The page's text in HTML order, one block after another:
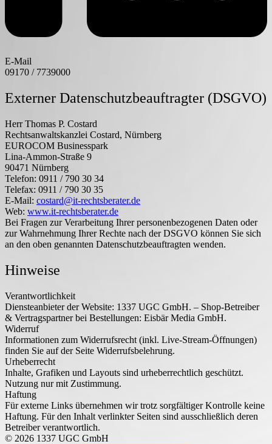
E-Mail
09170 / 7739000
Externer Datenschutzbeauftragter (DSGVO)
Herr Thomas P. Costard
Rechtsanwaltskanzlei Costard, Nürnberg
EUROCOM Businesspark
Lina-Ammon-Straße 9
90471 Nürnberg
Telefon: 0911 / 790 30 34
Telefax: 0911 / 790 30 35
E-Mail: costard@it-rechtsberater.de
Web: www.it-rechtsberater.de
Bei Fragen zur Verarbeitung Ihrer personenbezogenen Daten oder
zur Wahrnehmung Ihrer Rechte nach der DSGVO können Sie sich
an den oben genannten Datenschutzbeauftragten wenden.
Hinweise
Verantwortlichkeit
Diensteanbieter der Website: 1337 UGC GmbH. – Shop-Betreiber
& Vertragspartner bei Bestellungen: Eisbär Media GmbH.
Widerruf
Informationen zum Widerrufsrecht (inkl. Live-Stream-Öffnungen)
finden Sie auf der Seite Widerrufsbelehrung.
Urheberrecht
Inhalte, Grafiken und Layouts sind urheberrechtlich geschützt.
Nutzung nur mit Zustimmung.
Haftung
Für externe Links übernehmen wir trotz sorgfältiger Kontrolle keine
Haftung. Für den Inhalt verlinkter Seiten sind ausschließlich deren
Betreiber verantwortlich.
© 2026 1337 UGC GmbH